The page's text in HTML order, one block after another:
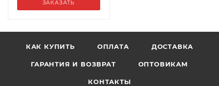
ЗАКАЗАТЬ
КАК КУПИТЬ ОПЛАТА ДОСТАВКА
ГАРАНТИЯ И ВОЗВРАТ ОПТОВИКАМ
КОНТАКТЫ